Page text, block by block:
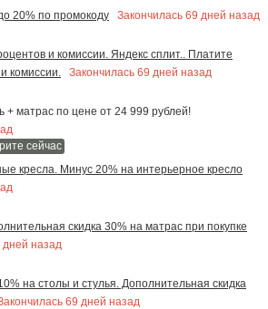
20% по промокоду
Закончилась 69 дней назад
и комиссии. Яндекс сплит.. Платите
комиссии.
Закончилась 69 дней назад
+ матрас по цене от 24 999 рублей!
сейчас
кресла. Минус 20% на интерьерное кресло
скидка 30% на матрас при покупке
дней назад
на столы и стулья. Дополнительная скидка
69 дней назад